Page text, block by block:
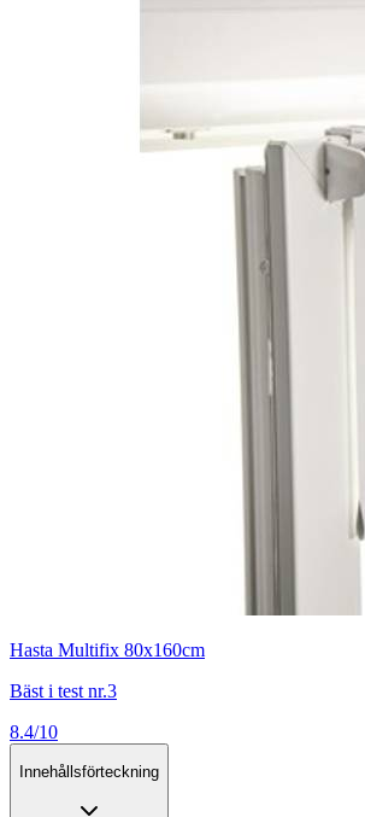
Hasta Multifix 80x160cm
Bäst i test nr.3
8.4/10
Innehållsförteckning